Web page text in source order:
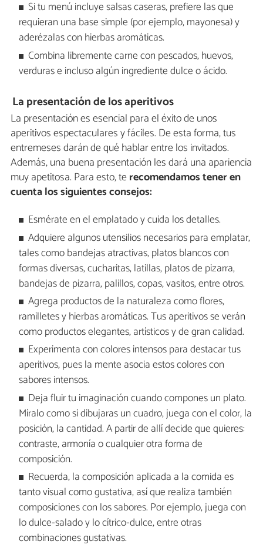
Si tu menú incluye salsas caseras, prefiere las que
requieran una base simple (por ejemplo, mayonesa) y
aderézalas con hierbas aromáticas.
Combina libremente carne con pescados, huevos,
verduras e incluso algún ingrediente dulce o ácido.
La presentación de los aperitivos
La presentación es esencial para el éxito de unos
aperitivos espectaculares y fáciles. De esta forma, tus
entremeses darán de qué hablar entre los invitados.
Además, una buena presentación les dará una apariencia
muy apetitosa. Para esto, terecomendamos tener en
cuenta los siguientes consejos:
Esmérate en el emplatado y cuida los detalles.
Adquiere algunos utensilios necesarios para emplatar,
tales como bandejas atractivas, platos blancos con
formas diversas, cucharitas, latillas, platos de pizarra,
bandejas de pizarra, palillos, copas, vasitos, entre otros.
Agrega productos de la naturaleza como flores,
ramilletes y hierbas aromáticas. Tus aperitivos se verán
como productos elegantes, artísticos y de gran calidad.
Experimenta con colores intensos para destacar tus
aperitivos, pues la mente asocia estos colores con
sabores intensos.
Deja fluir tu imaginación cuando compones un plato.
Míralo como si dibujaras un cuadro, juega con el color, la
posición, la cantidad. A partir de allí decide que quieres:
contraste, armonía o cualquier otra forma de
composición.
Recuerda, la composición aplicada a la comida es
tanto visual como gustativa, así que realiza también
composiciones con los sabores. Por ejemplo, juega con
lo dulce-salado y lo cítrico-dulce, entre otras
combinaciones gustativas.